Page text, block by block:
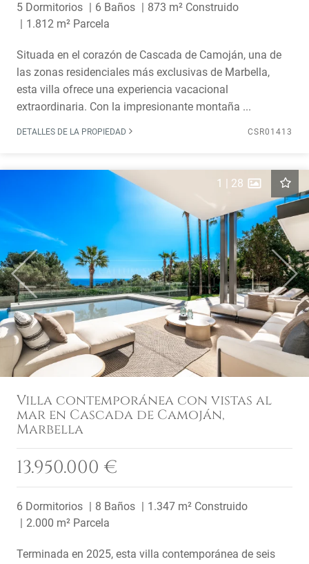
5 Dormitorios 6 Baños
873 m² Construido
1.812 m² Parcela
Situada en el corazón de Cascada de Camoján, una de
las zonas residenciales más exclusivas de Marbella,
esta villa ofrece una experiencia vacacional
extraordinaria. Con la impresionante montaña ...
DETALLES DE LA PROPIEDAD CSR01413
Previous Next
1 | 28
Villa contemporánea con vistas al
mar en Cascada de Camoján,
Marbella
13.950.000 €
6 Dormitorios 8 Baños
1.347 m² Construido
2.000 m² Parcela
Terminada en 2025, esta villa contemporánea de seis